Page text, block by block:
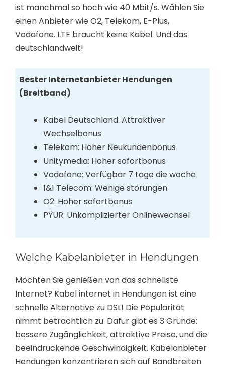
ist manchmal so hoch wie 40 Mbit/s. Wählen Sie
einen Anbieter wie O2, Telekom, E-Plus,
Vodafone. LTE braucht keine Kabel. Und das
deutschlandweit!
Bester Internetanbieter Hendungen
(Breitband)
Kabel Deutschland: Attraktiver
Wechselbonus
Telekom: Hoher Neukundenbonus
Unitymedia: Hoher sofortbonus
Vodafone: Verfügbar 7 tage die woche
1&1 Telecom: Wenige störungen
O2: Hoher sofortbonus
PŸUR: Unkomplizierter Onlinewechsel
Welche Kabelanbieter in Hendungen
Möchten Sie genießen von das schnellste
Internet? Kabel internet in Hendungen ist eine
schnelle Alternative zu DSL! Die Popularität
nimmt beträchtlich zu. Dafür gibt es 3 Gründe:
bessere Zugänglichkeit, attraktive Preise, und die
beeindruckende Geschwindigkeit. Kabelanbieter
Hendungen konzentrieren sich auf Bandbreiten